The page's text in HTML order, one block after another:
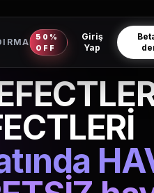
50%
OFF
Giriş
Yap